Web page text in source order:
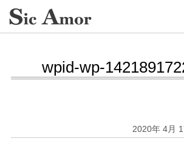
wpid-wp-
2020年 4月